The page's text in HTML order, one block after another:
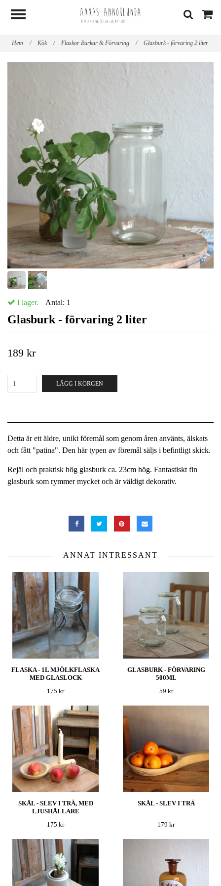
Hem / Kök / Flaskor Burkar & Förvaring / Glasburk - förvaring 2 liter
I lager. Antal: 1
Glasburk - förvaring 2 liter
189 kr
LÄGG I KORGEN
Detta är ett äldre, unikt föremål som genom åren använts, älskats
och fått "patina". Den här typen av föremål säljs i befintligt skick.
Rejäl och praktisk hög glasburk ca. 23cm hög. Fantastiskt fin
glasburk som rymmer mycket och är väldigt dekorativ.
ANNAT INTRESSANT
FLASKA - 1L MJÖLKFLASKA
MED GLASLOCK
175 kr
GLASBURK - FÖRVARING
500ML
59 kr
SKÅL - SLEV I TRÄ, MED
LJUSHÅLLARE
175 kr
SKÅL - SLEV I TRÄ
179 kr